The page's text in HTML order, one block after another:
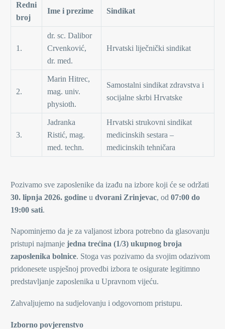
Redni
broj
Ime i prezime Sindikat
1.
dr. sc. Dalibor
Crvenković,
dr. med.
Hrvatski liječnički sindikat
2.
Marin Hitrec,
mag. univ.
physioth.
Samostalni sindikat zdravstva i
socijalne skrbi Hrvatske
3.
Jadranka
Ristić, mag.
med. techn.
Hrvatski strukovni sindikat
medicinskih sestara –
medicinskih tehničara
Pozivamo sve zaposlenike da izađu na izbore koji će se održati
30. lipnja 2026. godine u dvorani Zrinjevac, od 07:00 do
19:00 sati.
Napominjemo da je za valjanost izbora potrebno da glasovanju
pristupi najmanje jedna trećina (1/3) ukupnog broja
zaposlenika bolnice. Stoga vas pozivamo da svojim odazivom
pridonesete uspješnoj provedbi izbora te osigurate legitimno
predstavljanje zaposlenika u Upravnom vijeću.
Zahvaljujemo na sudjelovanju i odgovornom pristupu.
Izborno povjerenstvo